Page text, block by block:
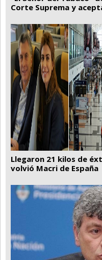
Corte Suprema y
Llegaron 21 kilos de
volvió Macri de España